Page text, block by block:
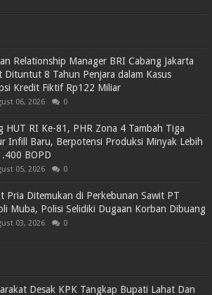
Relationship Manager BRI Cabang Jakarta
Dituntut 8 Tahun Penjara dalam Kasus
Kredit Fiktif Rp122 Miliar
06, 2026 0
HUT RI Ke-81, PHR Zona 4 Tambah Tiga
Infill Baru, Berpotensi Produksi Minyak Lebih
BOPD
05, 2026 0
Pria Ditemukan di Perkebunan Sawit PT
Muba, Polisi Selidiki Dugaan Korban Dibuang
03, 2026 0
Desak KPK Tangkap Bupati Lahat Dan